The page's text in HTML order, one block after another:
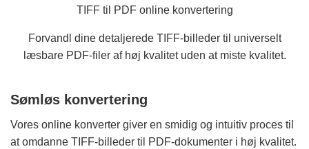
TIFF til PDF online konvertering
Forvandl dine detaljerede TIFF-billeder til universelt
læsbare PDF-filer af høj kvalitet uden at miste kvalitet.
Sømløs konvertering
Vores online konverter giver en smidig og intuitiv proces til
at omdanne TIFF-billeder til PDF-dokumenter i høj kvalitet.